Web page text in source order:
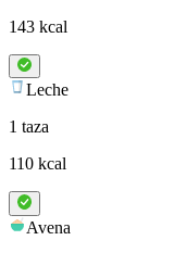
143 kcal
Leche
1 taza
110 kcal
Avena